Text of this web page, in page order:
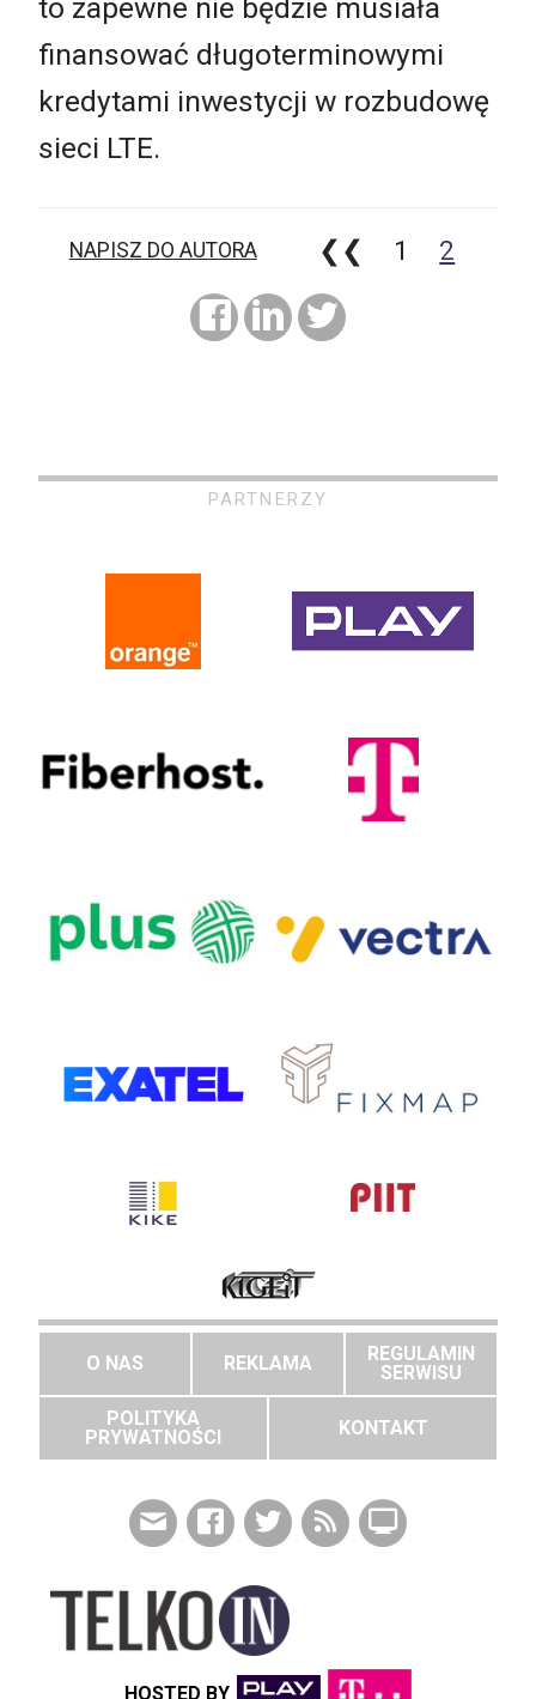
to zapewne nie będzie musiała
finansować długoterminowymi
kredytami inwestycji w rozbudowę
sieci LTE.
NAPISZ DO AUTORA ❮❮ 1 2
PARTNERZY
O NAS REKLAMA
REGULAMIN
SERWISU
POLITYKA
PRYWATNOŚCI
KONTAKT
HOSTED BY